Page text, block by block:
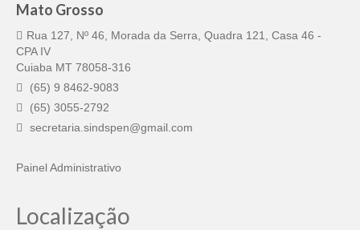
Mato Grosso
Rua 127, Nº 46, Morada da Serra, Quadra 121, Casa 46 -
CPA IV
Cuiaba MT 78058-316
(65) 9 8462-9083
(65) 3055-2792
secretaria.sindspen@gmail.com
Painel Administrativo
Localização